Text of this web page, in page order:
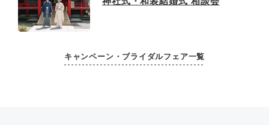
キャンペーン・ブライダルフェア一覧